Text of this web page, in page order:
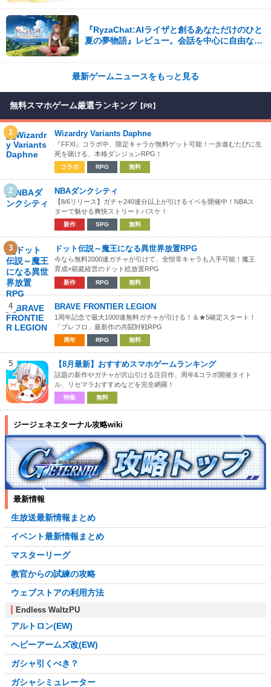
『RyzaChat:AIライザと創るあなただけのひと
夏の夢物語』レビュー。会話を中心に自由な冒
最新ゲームニュースをもっと見る
無料スマホゲーム厳選ランキング 【PR】
1 Wizardry Variants Daphne
『FFXI』コラボ中、限定キャラが無料ゲット可能！一歩進むたびに生
死を賭ける、本格ダンジョンRPG！
コラボ RPG 無料
2 NBAダンクシティ
【8/6リリース】ガチャ240連分以上が引けるイベを開催中！NBAス
ターで魅せる爽快ストリートバスケ！
新作 SPG 無料
3 ドット伝説～魔王になる異世界放置RPG
今なら無料2000連ガチャが引けて、全恒常キャラも入手可能！魔王
育成×箱庭経営のドット絵放置RPG
新作 RPG 無料
4 BRAVE FRONTIER LEGION
1周年記念で最大1000連無料ガチャが引ける！＆★5確定スタート！
「ブレフロ」最新作の共闘対戦RPG
周年 RPG 無料
5 【8月最新】おすすめスマホゲームランキング
話題の新作やガチャが沢山引ける注目作、周年&コラボ開催タイト
ル、リセマラおすすめなどを完全網羅！
特集 無料
ジージェネエターナル攻略wiki
最新情報
生放送最新情報まとめ
イベント最新情報まとめ
マスターリーグ
教官からの試練の攻略
ウェブストアの利用方法
Endless WaltzPU
アルトロン(EW)
ヘビーアームズ改(EW)
ガシャ引くべき？
ガシャシミュレーター